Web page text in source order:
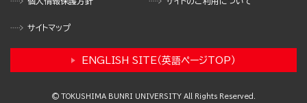
サイトマップ
ENGLISH SITE（英語ページTOP）
© TOKUSHIMA BUNRI UNIVERSITY All Rights Reserved.